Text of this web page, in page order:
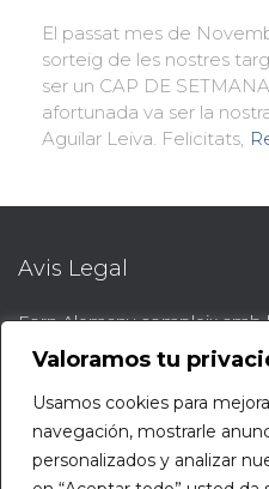
Valoramos tu
Usamos cookies para
navegación, mostrarle
personalizados y analizar
El passat mes de
sorteig de les nostres
ser un CAP DE
afortunada va ser la
Aguilar Leiva. Felicitats,
Avis Legal
Forn Alemany compleix amb
AVÍS LEGAL
Protocol de denúncies
Protocol denúncies web